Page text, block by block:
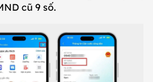
cũ 9 số.